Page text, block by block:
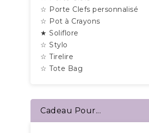
☆ Porte Clefs personnalisé
☆ Pot à Crayons
★ Soliflore
☆ Stylo
☆ Tirelire
☆ Tote Bag
Cadeau Pour...